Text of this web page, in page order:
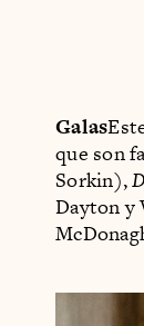
Galas
que son
Sorkin),
Dayton y